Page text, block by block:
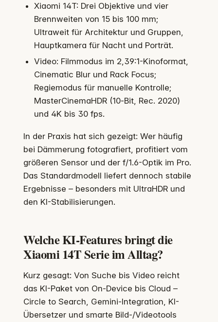
Xiaomi 14T: Drei Objektive und vier
Brennweiten von 15 bis 100 mm;
Ultraweit für Architektur und Gruppen,
Hauptkamera für Nacht und Porträt.
Video: Filmmodus im 2,39:1-Kinoformat,
Cinematic Blur und Rack Focus;
Regiemodus für manuelle Kontrolle;
MasterCinemaHDR (10‑Bit, Rec. 2020)
und 4K bis 30 fps.
In der Praxis hat sich gezeigt: Wer häufig
bei Dämmerung fotografiert, profitiert vom
größeren Sensor und der f/1.6-Optik im Pro.
Das Standardmodell liefert dennoch stabile
Ergebnisse – besonders mit UltraHDR und
den KI-Stabilisierungen.
Welche KI-Features bringt die
Xiaomi 14T Serie im Alltag?
Kurz gesagt: Von Suche bis Video reicht
das KI-Paket von On-Device bis Cloud –
Circle to Search, Gemini-Integration, KI-
Übersetzer und smarte Bild-/Videotools